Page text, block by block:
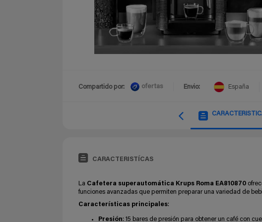
Compartido por: ofertas Envio: España
CARACTERISTÍCAS
La Cafetera superautomática Krups Roma EA810870
funciones avanzadas que permiten preparar una variedad de
Características principales:
Presión: 15 bares de presión para obtener un café con